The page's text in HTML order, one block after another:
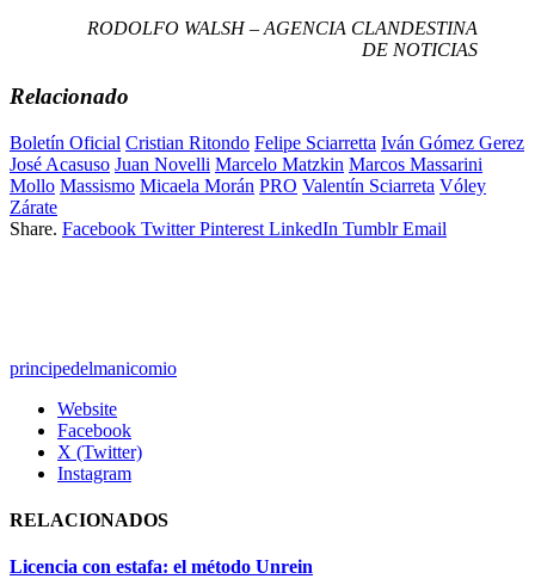
RODOLFO WALSH – AGENCIA CLANDESTINA
DE NOTICIAS
Relacionado
Boletín Oficial Cristian Ritondo Felipe Sciarretta Iván Gómez Gerez
José Acasuso Juan Novelli Marcelo Matzkin Marcos Massarini
Mollo Massismo Micaela Morán PRO Valentín Sciarreta Vóley
Zárate
Share. Facebook Twitter Pinterest LinkedIn Tumblr Email
principedelmanicomio
Website
Facebook
X (Twitter)
Instagram
RELACIONADOS
Licencia con estafa: el método Unrein